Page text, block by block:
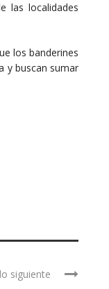
las localidades
los banderines
y buscan sumar
siguiente